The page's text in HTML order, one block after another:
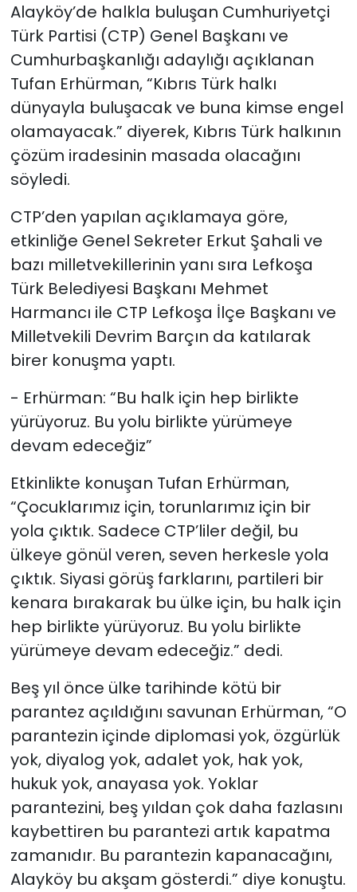
Alayköy’de halkla buluşan Cumhuriyetçi
Türk Partisi (CTP) Genel Başkanı ve
Cumhurbaşkanlığı adaylığı açıklanan
Tufan Erhürman, “Kıbrıs Türk halkı
dünyayla buluşacak ve buna kimse engel
olamayacak.” diyerek, Kıbrıs Türk halkının
çözüm iradesinin masada olacağını
söyledi.
CTP’den yapılan açıklamaya göre,
etkinliğe Genel Sekreter Erkut Şahali ve
bazı milletvekillerinin yanı sıra Lefkoşa
Türk Belediyesi Başkanı Mehmet
Harmancı ile CTP Lefkoşa İlçe Başkanı ve
Milletvekili Devrim Barçın da katılarak
birer konuşma yaptı.
- Erhürman: “Bu halk için hep birlikte
yürüyoruz. Bu yolu birlikte yürümeye
devam edeceğiz”
Etkinlikte konuşan Tufan Erhürman,
“Çocuklarımız için, torunlarımız için bir
yola çıktık. Sadece CTP’liler değil, bu
ülkeye gönül veren, seven herkesle yola
çıktık. Siyasi görüş farklarını, partileri bir
kenara bırakarak bu ülke için, bu halk için
hep birlikte yürüyoruz. Bu yolu birlikte
yürümeye devam edeceğiz.” dedi.
Beş yıl önce ülke tarihinde kötü bir
parantez açıldığını savunan Erhürman, “O
parantezin içinde diplomasi yok, özgürlük
yok, diyalog yok, adalet yok, hak yok,
hukuk yok, anayasa yok. Yoklar
parantezini, beş yıldan çok daha fazlasını
kaybettiren bu parantezi artık kapatma
zamanıdır. Bu parantezin kapanacağını,
Alayköy bu akşam gösterdi.” diye konuştu.
Teknoloji
TÜRKiYE
Video Galeri
YAŞAM